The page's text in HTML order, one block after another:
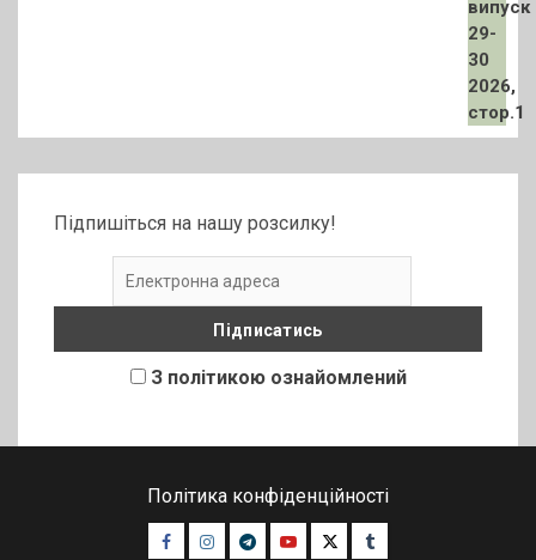
Підпишіться на нашу розсилку!
З політикою ознайомлений
Політика конфіденційності
Facebook
Instagram
TelegramYoutubeTwitterTumblr